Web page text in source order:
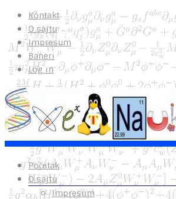
Kontakt
O sajtu
Impresum
Baneri
Log in
Početak
O sajtu
Impresum